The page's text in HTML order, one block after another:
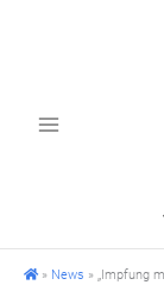
» News » „Impfung